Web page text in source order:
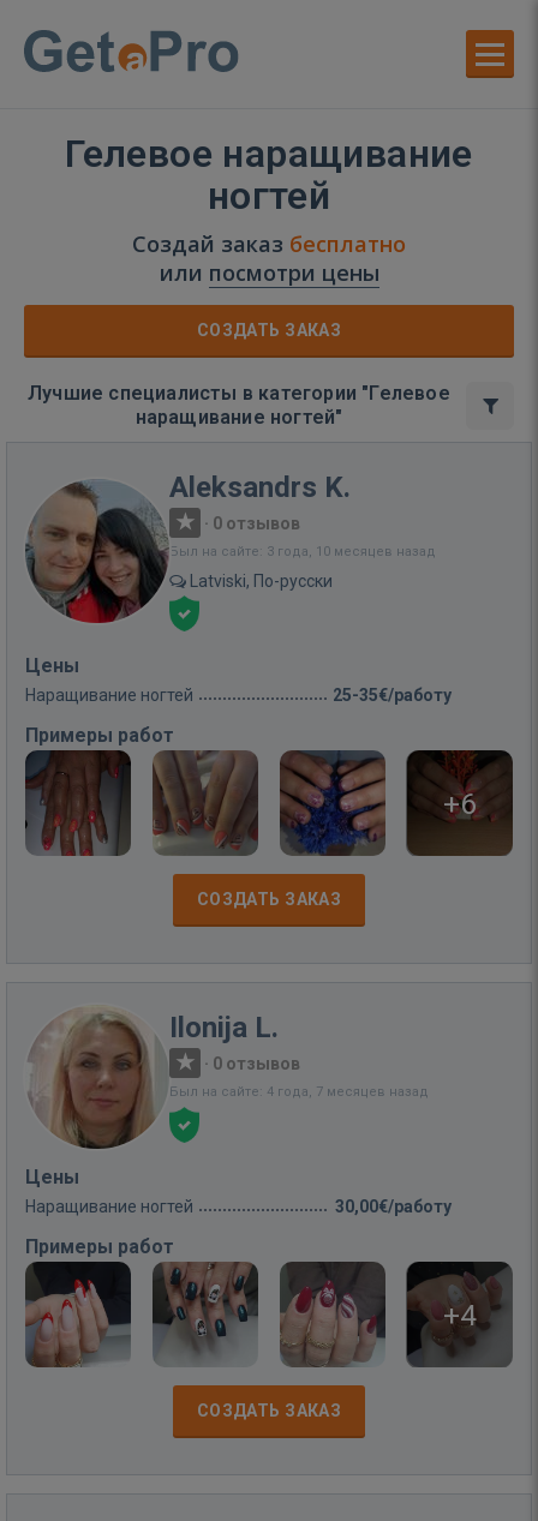
Гелевое наращивание
ногтей
Создай заказ бесплатно
или посмотри цены
СОЗДАТЬ ЗАКАЗ
Лучшие специалисты в категории "Гелевое
наращивание ногтей"
Aleksandrs K.
· 0 отзывов
Был на сайте: 3 года, 10 месяцев назад
Latviski, По-русски
Цены
Наращивание ногтей 25-35€/работу
Примеры работ
+6
СОЗДАТЬ ЗАКАЗ
Ilonija L.
· 0 отзывов
Был на сайте: 4 года, 7 месяцев назад
Цены
Наращивание ногтей 30,00€/работу
Примеры работ
+4
СОЗДАТЬ ЗАКАЗ